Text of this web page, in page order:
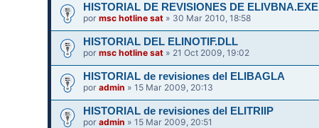
HISTORIAL DE REVISIONES DE ELIVBNA.EXE
pormsc hotline sat » 30 Mar 2010, 18:58
HISTORIAL DEL ELINOTIF.DLL
pormsc hotline sat » 21 Oct 2009, 19:02
HISTORIAL de revisiones del ELIBAGLA
poradmin » 15 Mar 2009, 20:13
HISTORIAL de revisiones del ELITRIIP
poradmin » 15 Mar 2009, 20:51